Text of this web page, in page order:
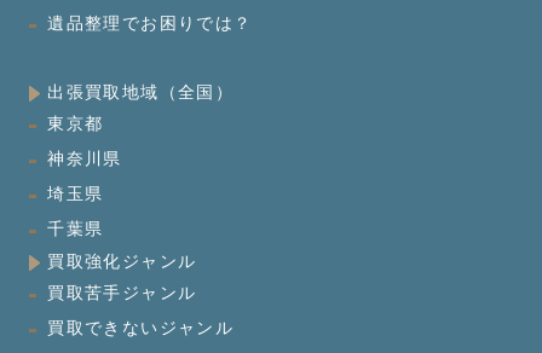
遺品整理でお困りでは？
出張買取地域（全国）
東京都
神奈川県
埼玉県
千葉県
買取強化ジャンル
買取苦手ジャンル
買取できないジャンル